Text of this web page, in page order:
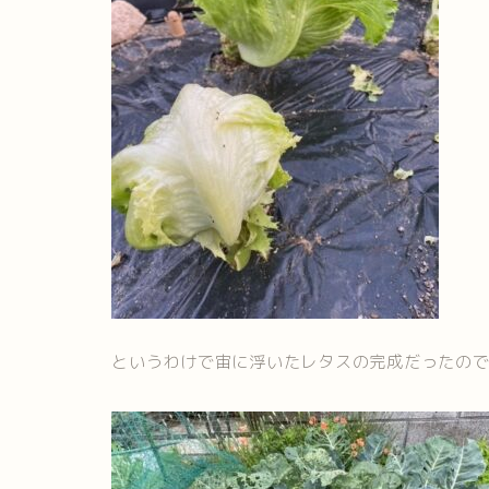
というわけで宙に浮いたレタスの完成だったの